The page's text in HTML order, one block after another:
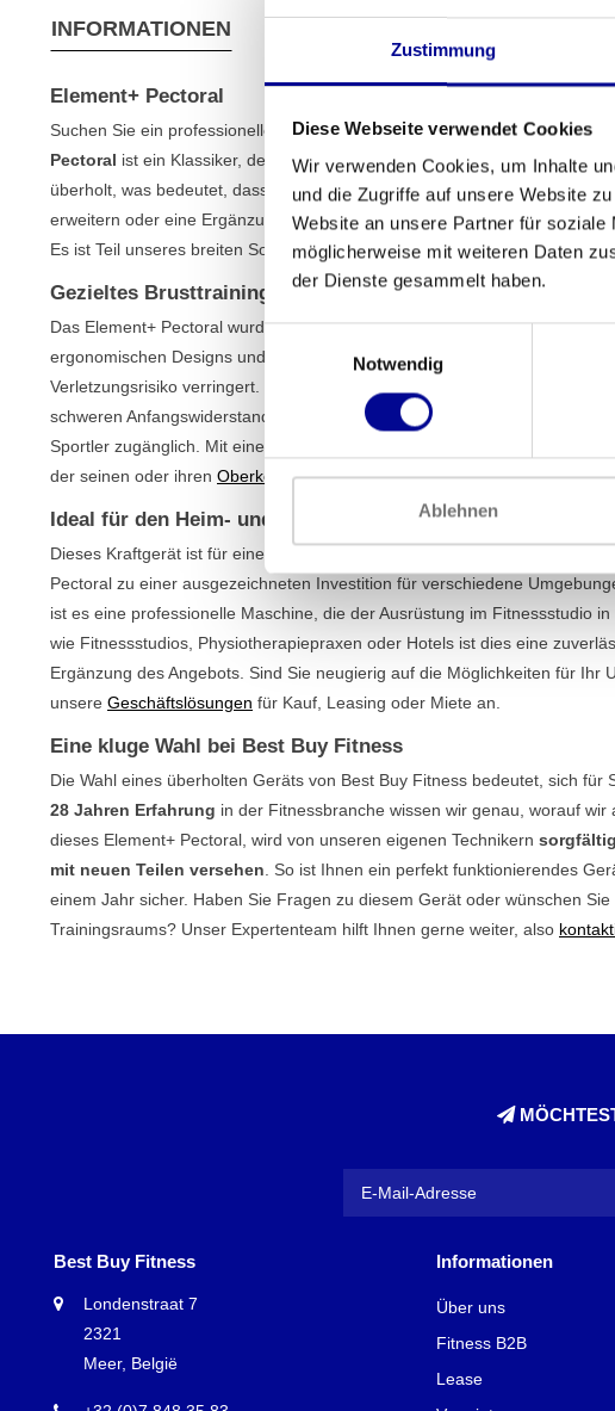
Zustimmung
Diese Webseite verwendet Cookies
Wir verwenden Cookies, um Inhalte
und die Zugriffe auf unsere Website
Website an unsere Partner für soziale
möglicherweise mit weiteren Daten
der Dienste gesammelt haben.
Notwendig
Ablehnen
INFORMATIONEN
Element+ Pectoral
Suchen Sie ein professionelles und zuverlässiges Gerät, um Ihre
Pectoral ist ein Klassiker, der sich in Tausenden von Fitnessstudios
überholt, was bedeutet, dass Sie Spitzenqualität zu einem sehr fairen
erweitern oder eine Ergänzung für Ihren professionellen Fitnessraum
Es ist Teil unseres breiten Sortiments anKrafttrainingsgerätenvon Top-
Gezieltes Brusttraining mit dem Element+ Pectoral
Das Element+ Pectoral wurde für ein effektives und sicheres Training der
ergonomischen Designs und der einstellbaren Sitzhöhe finden Sie immer
Verletzungsrisiko verringert. Die
schweren Anfangswiderstand einleiten können. Dies macht das Gerät
Sportler zugänglich. Mit einem Gewichtspaket von 90 kg bietet das Gerät
der seinen oder ihren Oberkörper trainierenmöchte.
Ideal für den Heim- und professionellen Gebrauch
Dieses Kraftgerät ist für eine lange Lebensdauer und intensive Nutzung
Pectoral zu einer ausgezeichneten Investition für verschiedene
ist es eine professionelle Maschine, die der Ausrüstung im Fitnessstudio
wie Fitnessstudios, Physiotherapiepraxen oder Hotels ist dies eine
Ergänzung des Angebots. Sind Sie neugierig auf die Möglichkeiten für Ihr
unsere Geschäftslösungen für Kauf, Leasing oder Miete an.
Eine kluge Wahl bei Best Buy Fitness
Die Wahl eines überholten Geräts von Best Buy Fitness bedeutet, sich für
28 Jahren Erfahrung in der Fitnessbranche wissen wir genau, worauf
dieses Element+ Pectoral, wird von unseren eigenen Technikern
mit neuen Teilen versehen . So ist Ihnen ein perfekt funktionierendes
einem Jahr sicher. Haben Sie Fragen zu diesem Gerät oder wünschen
Trainingsraums? Unser Expertenteam hilft Ihnen gerne weiter, also
Best Buy Fitness
Londenstraat 7
2321
Meer, België
Informationen
Über uns
Fitness B2B
Lease